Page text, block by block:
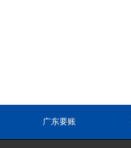
广东要账